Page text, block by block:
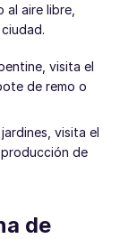
aire libre,
visita el
de remo o
visita el
de
de